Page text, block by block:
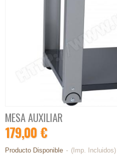
MESA AUXILIAR
179,00 €
Producto Disponible - (Imp. Incluidos)